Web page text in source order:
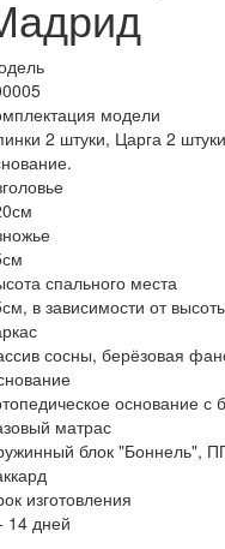
модели
2 штуки, Царга 2
спального места
в зависимости от
сосны, берёзовая
основание
матрас
блок "Боннель",
изготовления
14 дней